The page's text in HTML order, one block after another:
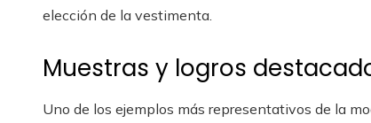
elección de la vestimenta.
Muestras y logros
Uno de los ejemplos más representativos de la